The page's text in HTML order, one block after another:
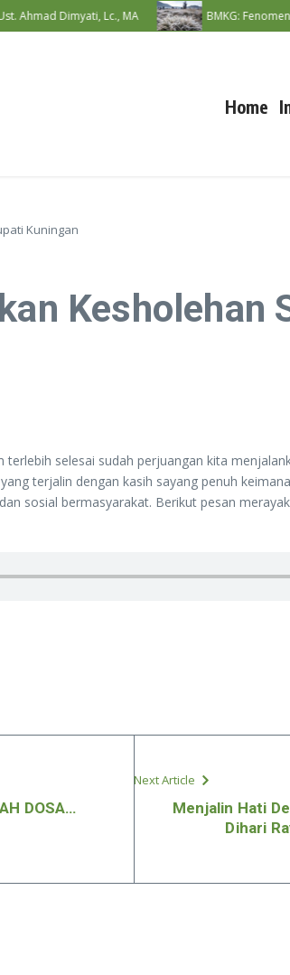
Dimyati, Lc., MA BMKG: Fenomena
Home
Kuningan
Kesholehan
selesai sudah perjuangan kita
terjalin dengan kasih sayang penuh
sosial bermasyarakat. Berikut pesan
DOSA…
Next Article
Menjalin Hati
Dihari